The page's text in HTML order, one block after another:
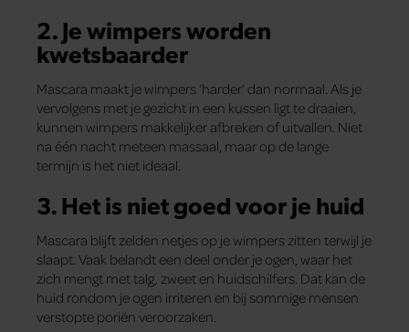
2. Je wimpers worden
kwetsbaarder
Mascara maakt je wimpers ‘harder’ dan normaal. Als je
vervolgens met je gezicht in een kussen ligt te draaien,
kunnen wimpers makkelijker afbreken of uitvallen. Niet
na één nacht meteen massaal, maar op de lange
termijn is het niet ideaal.
3. Het is niet goed voor je huid
Mascara blijft zelden netjes op je wimpers zitten terwijl je
slaapt. Vaak belandt een deel onder je ogen, waar het
zich mengt met talg, zweet en huidschilfers. Dat kan de
huid rondom je ogen irriteren en bij sommige mensen
verstopte poriën veroorzaken.